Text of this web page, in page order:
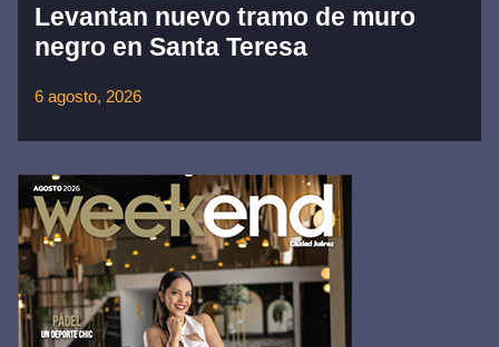
Levantan nuevo tramo de muro
negro en Santa Teresa
6 agosto, 2026